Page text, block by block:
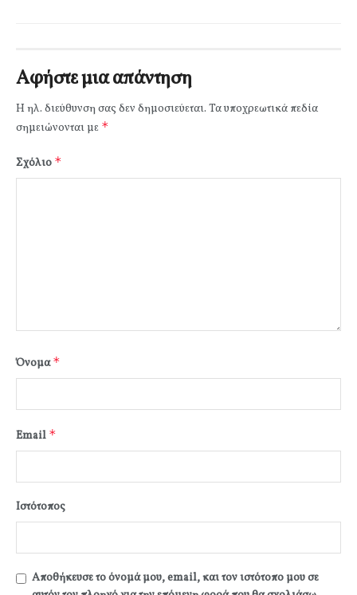
Αφήστε μια απάντηση
Η ηλ. διεύθυνση σας δεν δημοσιεύεται. Τα υποχρεωτικά πεδία
σημειώνονται με *
Σχόλιο *
Όνομα*
Email *
Ιστότοπος
Αποθήκευσε το όνομά μου, email, και τον ιστότοπο μου σε